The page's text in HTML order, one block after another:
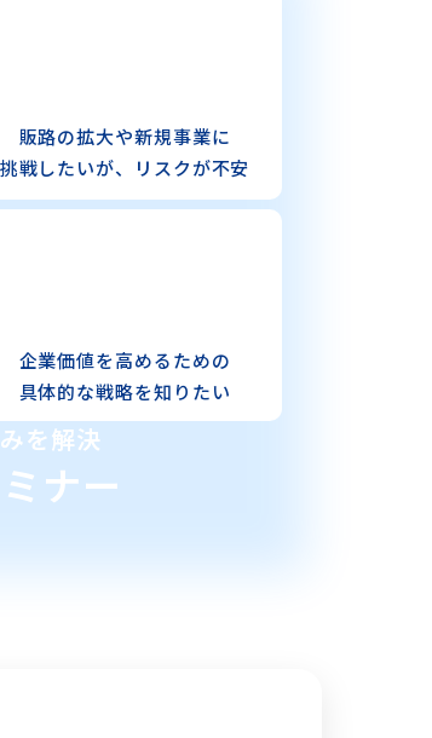
販路の拡大や新規事業に
挑戦したいが、
リスクが不安
企業価値を高めるための
具体的な戦略を知りたい
を解決
ナー